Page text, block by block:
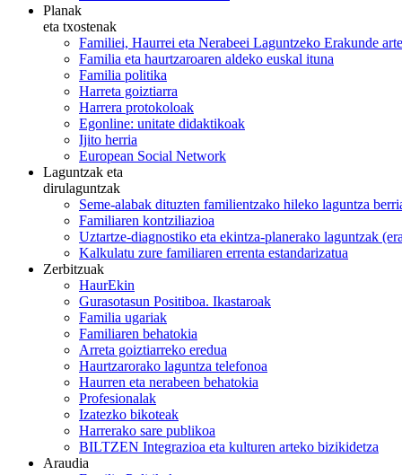
Planak
eta txostenak
Familiei, Haurrei eta Nerabeei Laguntzeko Erakunde
Familia eta haurtzaroaren aldeko euskal ituna
Familia politika
Harreta goiztiarra
Harrera protokoloak
Egonline: unitate didaktikoak
Ijito herria
European Social Network
Laguntzak eta
dirulaguntzak
Seme-alabak dituzten familientzako hileko laguntza
Familiaren kontziliazioa
Uztartze-diagnostiko eta ekintza-planerako laguntzak
Kalkulatu zure familiaren errenta estandarizatua
Zerbitzuak
HaurEkin
Gurasotasun Positiboa. Ikastaroak
Familia ugariak
Familiaren behatokia
Arreta goiztiarreko eredua
Haurtzarorako laguntza telefonoa
Haurren eta nerabeen behatokia
Profesionalak
Izatezko bikoteak
Harrerako sare publikoa
BILTZEN Integrazioa eta kulturen arteko bizikidetza
Araudia